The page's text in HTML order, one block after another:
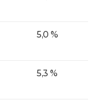
5,0 %
5,3 %